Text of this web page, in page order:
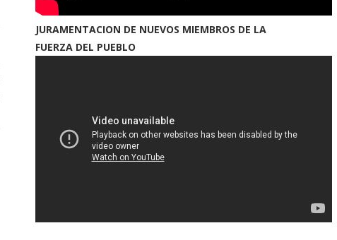
JURAMENTACION DE NUEVOS MIEMBROS DE LA
FUERZA DEL PUEBLO